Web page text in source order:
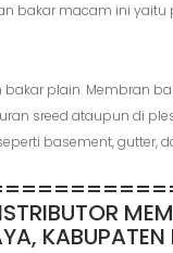
bakar macam ini yaitu
plain. Membran
sreed ataupun di
basement, gutter,
KABUPATEN